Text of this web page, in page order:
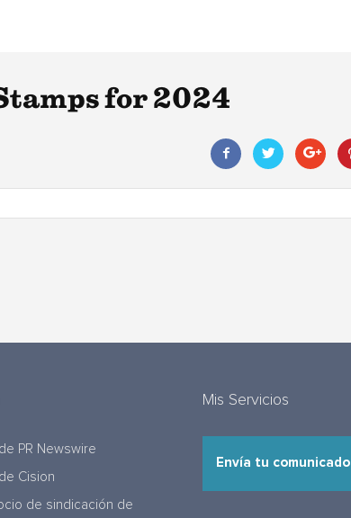
for 2024
PR Newswire
Cision
de sindicación de
Mis Servicios
Envía tu comunicado